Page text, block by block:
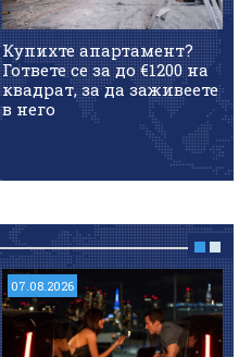
Купихте апартамент?
Гответе се за до €1200 на
квадрат, за да заживеете
в него
07.08.2026